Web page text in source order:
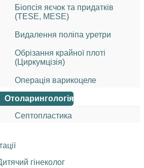
Біопсія яєчок та придатків
(TESE, MESE)
Видалення поліпа уретри
Обрізання крайної плоті
(Циркумцізія)
Операція варикоцеле
Отоларингологія
Септопластика
гінеколог